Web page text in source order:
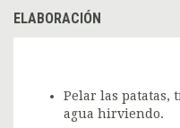
ELABORACIÓN
Pelar las patatas,
agua hirviendo.